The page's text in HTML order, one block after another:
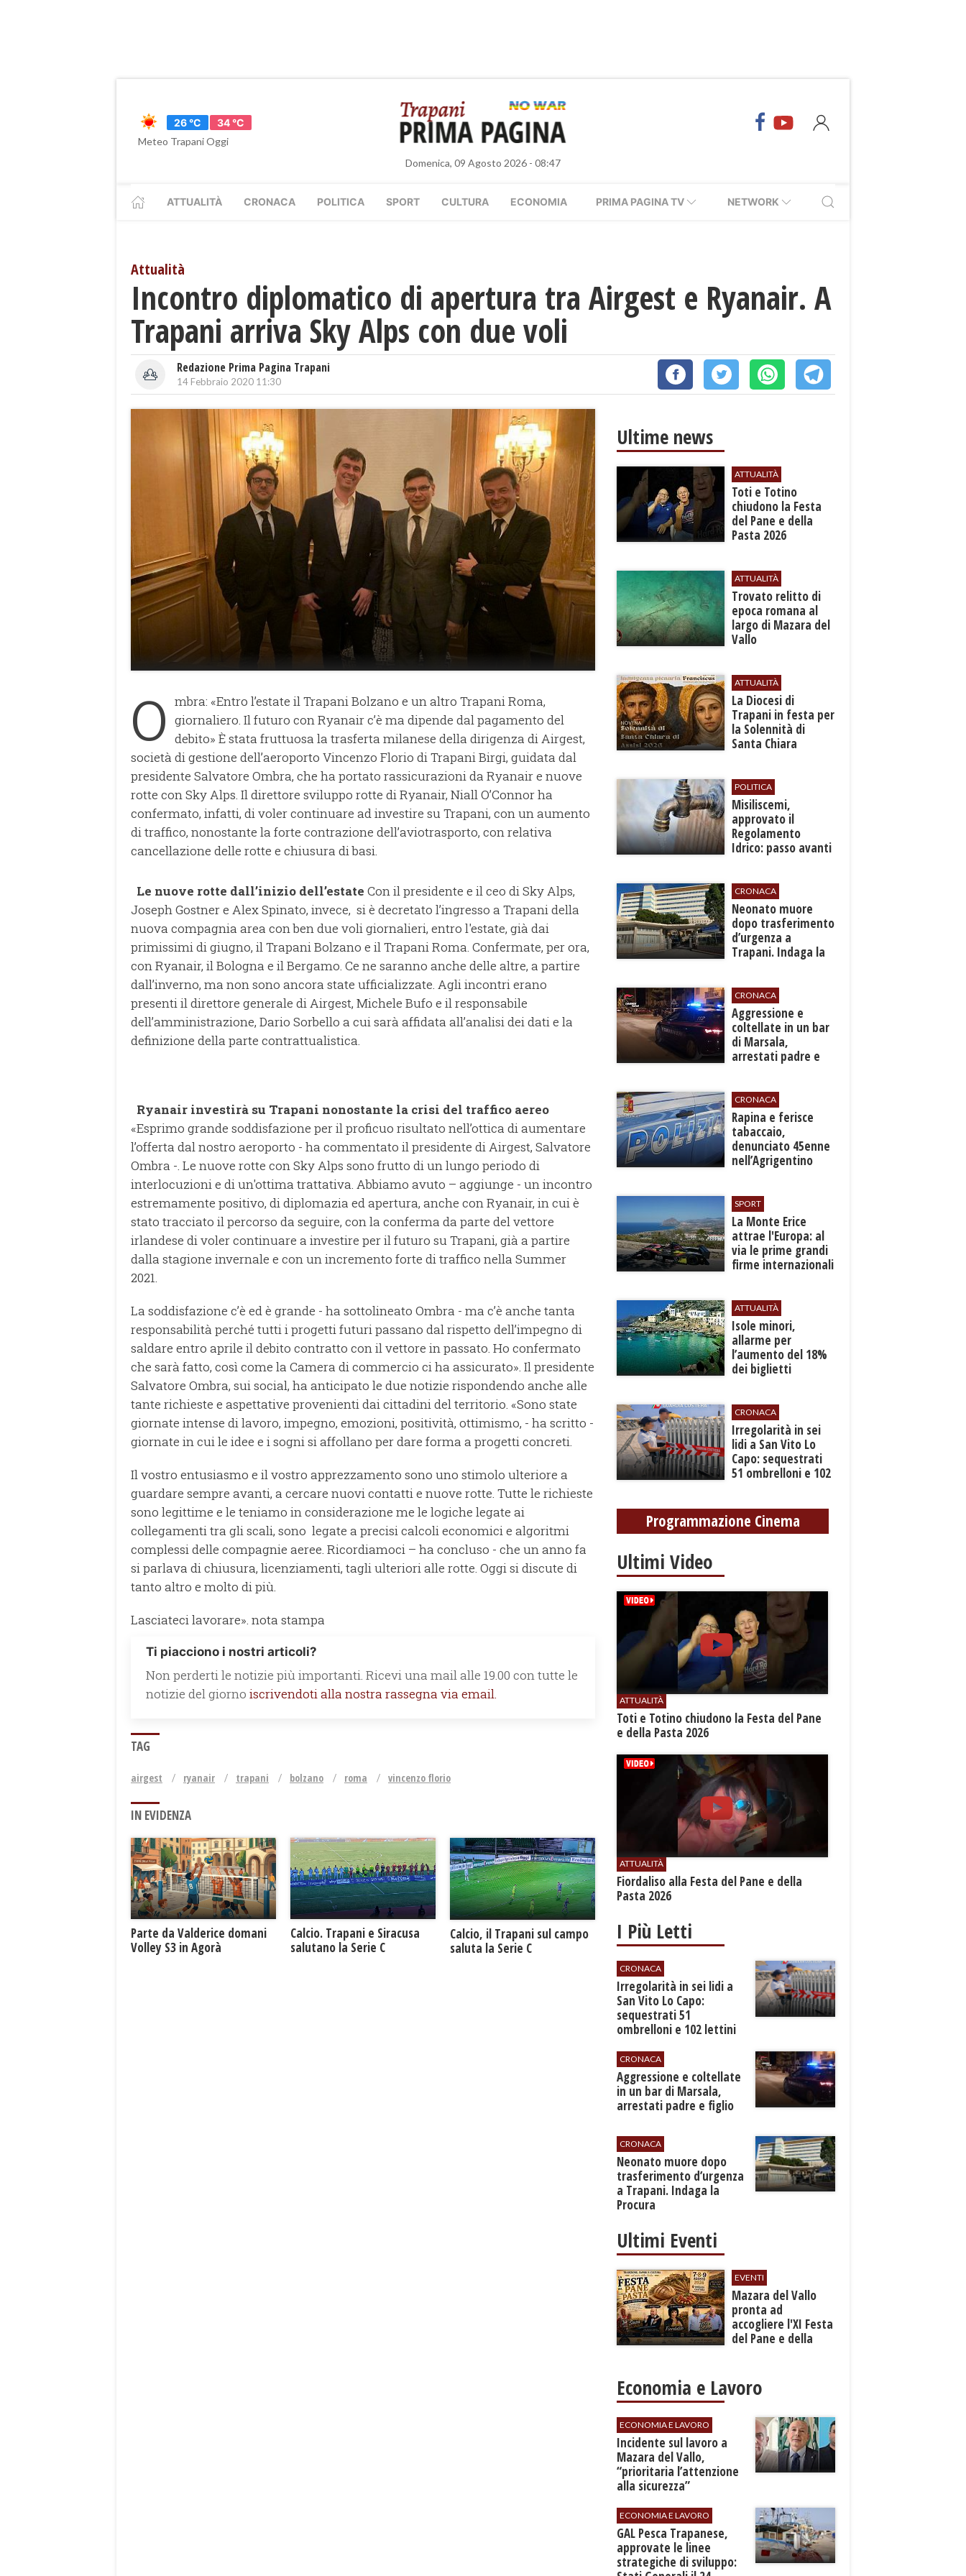
26 °C
34 °C
Meteo Trapani Oggi
Domenica, 09 Agosto 2026 - 08:47
ATTUALITÀ CRONACA POLITICA SPORT CULTURA ECONOMIA PRIMA PAGINA TV NETWORK
Attualità
Incontro diplomatico di apertura tra Airgest e Ryanair. A
Trapani arriva Sky Alps con due voli
Redazione Prima Pagina Trapani
14 Febbraio 2020 11:30
O mbra: «Entro l’estate il Trapani Bolzano e un altro Trapani Roma,
giornaliero. Il futuro con Ryanair c’è ma dipende dal pagamento del
debito» È stata fruttuosa la trasferta milanese della dirigenza di Airgest,
società di gestione dell’aeroporto Vincenzo Florio di Trapani Birgi, guidata dal
presidente Salvatore Ombra, che ha portato rassicurazioni da Ryanair e nuove
rotte con Sky Alps. Il direttore sviluppo rotte di Ryanair, Niall O’Connor ha
confermato, infatti, di voler continuare ad investire su Trapani, con un aumento
di traffico, nonostante la forte contrazione dell’aviotrasporto, con relativa
cancellazione delle rotte e chiusura di basi.
Le nuove rotte dall’inizio dell’estate Con il presidente e il ceo di Sky Alps,
Joseph Gostner e Alex Spinato, invece, si è decretato l’ingresso a Trapani della
nuova compagnia area con ben due voli giornalieri, entro l'estate, già dai
primissimi di giugno, il Trapani Bolzano e il Trapani Roma. Confermate, per ora,
con Ryanair, il Bologna e il Bergamo. Ce ne saranno anche delle altre, a partire
dall’inverno, ma non sono ancora state ufficializzate. Agli incontri erano
presenti il direttore generale di Airgest, Michele Bufo e il responsabile
dell’amministrazione, Dario Sorbello a cui sarà affidata all’analisi dei dati e la
definizione della parte contrattualistica.
Ryanair investirà su Trapani nonostante la crisi del traffico aereo
«Esprimo grande soddisfazione per il proficuo risultato nell’ottica di aumentare
l’offerta dal nostro aeroporto - ha commentato il presidente di Airgest, Salvatore
Ombra -. Le nuove rotte con Sky Alps sono frutto di un lungo periodo di
interlocuzioni e di un'ottima trattativa. Abbiamo avuto – aggiunge - un incontro
estremamente positivo, di diplomazia ed apertura, anche con Ryanair, in cui è
stato tracciato il percorso da seguire, con la conferma da parte del vettore
irlandese di voler continuare a investire per il futuro su Trapani, già a partire
dalla stagione invernale e con un incremento forte di traffico nella Summer
2021.
La soddisfazione c’è ed è grande - ha sottolineato Ombra - ma c’è anche tanta
responsabilità perché tutti i progetti futuri passano dal rispetto dell’impegno di
saldare entro aprile il debito contratto con il vettore in passato. Ho confermato
che sarà fatto, così come la Camera di commercio ci ha assicurato». Il presidente
Salvatore Ombra, sui social, ha anticipato le due notizie rispondendo anche alle
tante richieste e aspettative provenienti dai cittadini del territorio. «Sono state
giornate intense di lavoro, impegno, emozioni, positività, ottimismo, - ha scritto -
giornate in cui le idee e i sogni si affollano per dare forma a progetti concreti.
Il vostro entusiasmo e il vostro apprezzamento sono uno stimolo ulteriore a
guardare sempre avanti, a cercare nuovi contatti e nuove rotte. Tutte le richieste
sono legittime e le teniamo in considerazione me le logiche legate ai
collegamenti tra gli scali, sono legate a precisi calcoli economici e algoritmi
complessi delle compagnie aeree. Ricordiamoci – ha concluso - che un anno fa
si parlava di chiusura, licenziamenti, tagli ulteriori alle rotte. Oggi si discute di
tanto altro e molto di più.
Lasciateci lavorare». nota stampa
Ti piacciono i nostri articoli?
Non perderti le notizie più importanti. Ricevi una mail alle 19.00 con tutte le
notizie del giorno iscrivendoti alla nostra rassegna via email.
TAG
airgest ryanair trapani bolzano roma vincenzo florio
IN EVIDENZA
Parte da Valderice domani
Volley S3 in Agorà
Calcio. Trapani e Siracusa
salutano la Serie C
Calcio, il Trapani sul campo
saluta la Serie C
Ultime news
ATTUALITÀ
Toti e Totino
chiudono la Festa
del Pane e della
Pasta 2026
ATTUALITÀ
​Trovato relitto di
epoca romana al
largo di Mazara del
Vallo
ATTUALITÀ
La Diocesi di
Trapani in festa per
la Solennità di
Santa Chiara
POLITICA
Misiliscemi,
approvato il
Regolamento
Idrico: passo avanti
servizio
CRONACA
​Neonato muore
dopo trasferimento
d’urgenza a
Trapani. Indaga la
CRONACA
​Aggressione e
coltellate in un bar
di Marsala,
arrestati padre e
CRONACA
​Rapina e ferisce
tabaccaio,
denunciato 45enne
nell’Agrigentino
SPORT
La Monte Erice
attrae l'Europa: al
via le prime grandi
firme internazionali
ATTUALITÀ
Isole minori,
allarme per
l’aumento del 18%
dei biglietti
CRONACA
Irregolarità in sei
lidi a San Vito Lo
Capo: sequestrati
51 ombrelloni e 102
Programmazione Cinema
Ultimi Video
ATTUALITÀ
Toti e Totino chiudono la Festa del Pane
e della Pasta 2026
ATTUALITÀ
Fiordaliso alla Festa del Pane e della
Pasta 2026
I Più Letti
CRONACA
Irregolarità in sei lidi a
San Vito Lo Capo:
sequestrati 51
ombrelloni e 102 lettini
CRONACA
​Aggressione e coltellate
in un bar di Marsala,
arrestati padre e figlio
CRONACA
​Neonato muore dopo
trasferimento d’urgenza
a Trapani. Indaga la
Procura
Ultimi Eventi
EVENTI
Mazara del Vallo
pronta ad
accogliere l'XI Festa
del Pane e della
Economia e Lavoro
ECONOMIA E LAVORO
​Incidente sul lavoro a
Mazara del Vallo,
“prioritaria l’attenzione
alla sicurezza”
ECONOMIA E LAVORO
GAL Pesca Trapanese,
approvate le linee
strategiche di sviluppo: